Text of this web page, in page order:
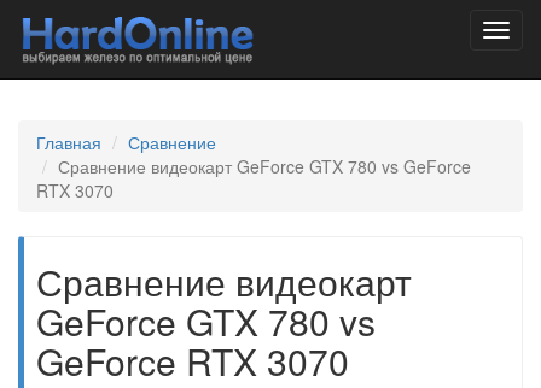
Главная
Сравнение
Сравнение видеокарт GeForce GTX 780 vs GeForce
RTX 3070
Сравнение видеокарт
GeForce GTX 780 vs
GeForce RTX 3070